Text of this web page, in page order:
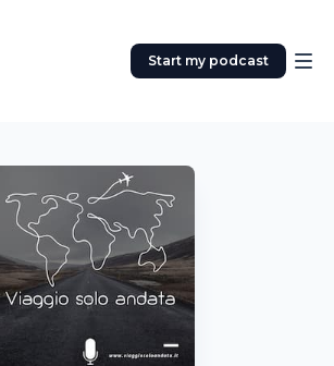
Start my podcast